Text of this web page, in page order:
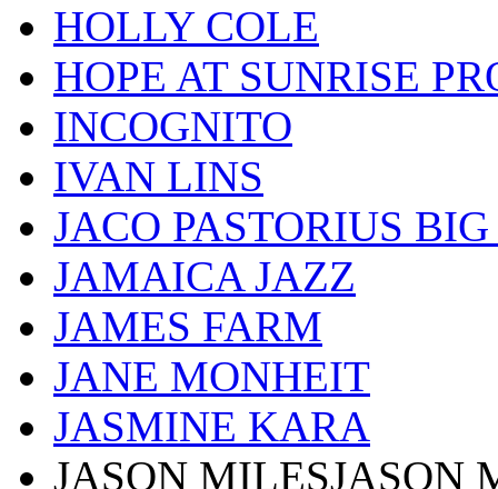
HOLLY COLE
HOPE AT SUNRISE
INCOGNITO
IVAN LINS
JACO PASTORIUS
JAMAICA JAZZ
JAMES FARM
JANE MONHEIT
JASMINE KARA
JASON MILESJASON